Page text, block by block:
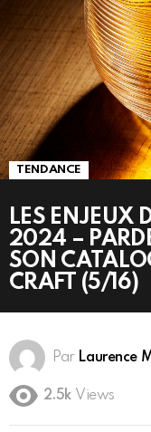
TENDANCE
LES ENJEUX
2024 –
SON
CRAFT (5/16)
Par Laurence
2.5k Views